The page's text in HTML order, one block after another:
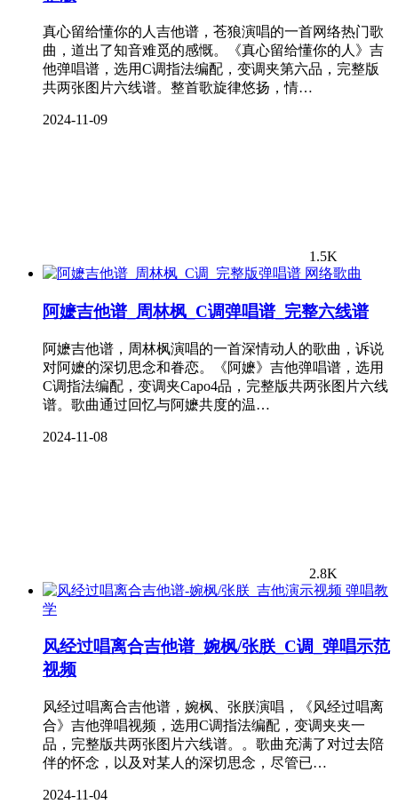
真心留给懂你的人吉他谱，苍狼演唱的一首网络热门歌
曲，道出了知音难觅的感慨。《真心留给懂你的人》吉
他弹唱谱，选用C调指法编配，变调夹第六品，完整版
共两张图片六线谱。整首歌旋律悠扬，情…
2024-11-09
1.5K
网络歌曲
阿嬷吉他谱_周林枫_C调弹唱谱_完整六线谱
阿嬷吉他谱，周林枫演唱的一首深情动人的歌曲，诉说
对阿嬷的深切思念和眷恋。《阿嬷》吉他弹唱谱，选用
C调指法编配，变调夹Capo4品，完整版共两张图片六线
谱。歌曲通过回忆与阿嬷共度的温…
2024-11-08
2.8K
弹唱教
学
风经过唱离合吉他谱_婉枫/张朕_C调_弹唱示范
视频
风经过唱离合吉他谱，婉枫、张朕演唱，《风经过唱离
合》吉他弹唱视频，选用C调指法编配，变调夹夹一
品，完整版共两张图片六线谱。。歌曲充满了对过去陪
伴的怀念，以及对某人的深切思念，尽管已…
2024-11-04